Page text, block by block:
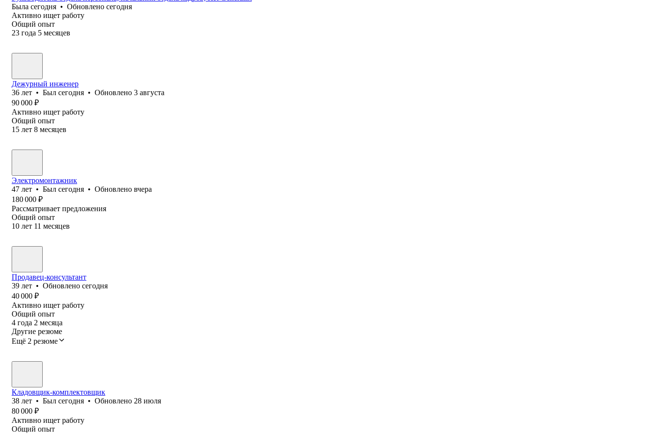
Была сегодня • Обновлено сегодня
Активно ищет работу
Общий опыт
23 года 5 месяцев
Дежурный инженер
36 лет • Был сегодня • Обновлено 3 августа
90 000 ₽
Активно ищет работу
Общий опыт
15 лет 8 месяцев
Электромонтажник
47 лет • Был сегодня • Обновлено вчера
180 000 ₽
Рассматривает предложения
Общий опыт
10 лет 11 месяцев
Продавец-консультант
39 лет • Обновлено сегодня
40 000 ₽
Активно ищет работу
Общий опыт
4 года 2 месяца
Другие резюме
Ещё 2 резюме
Кладовщик-комплектовщик
38 лет • Был сегодня • Обновлено 28 июля
80 000 ₽
Активно ищет работу
Общий опыт